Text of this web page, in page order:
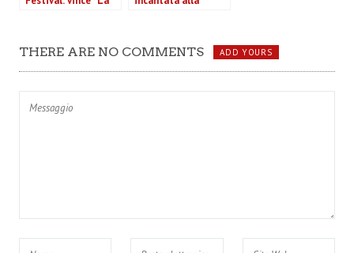
THERE ARE NO COMMENTS ADD YOURS